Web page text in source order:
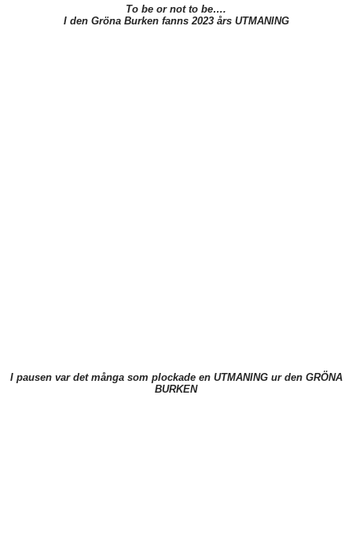
To be or not to be….
I den Gröna Burken fanns 2023 års UTMANING
I pausen var det många som plockade en UTMANING ur den GRÖNA
BURKEN